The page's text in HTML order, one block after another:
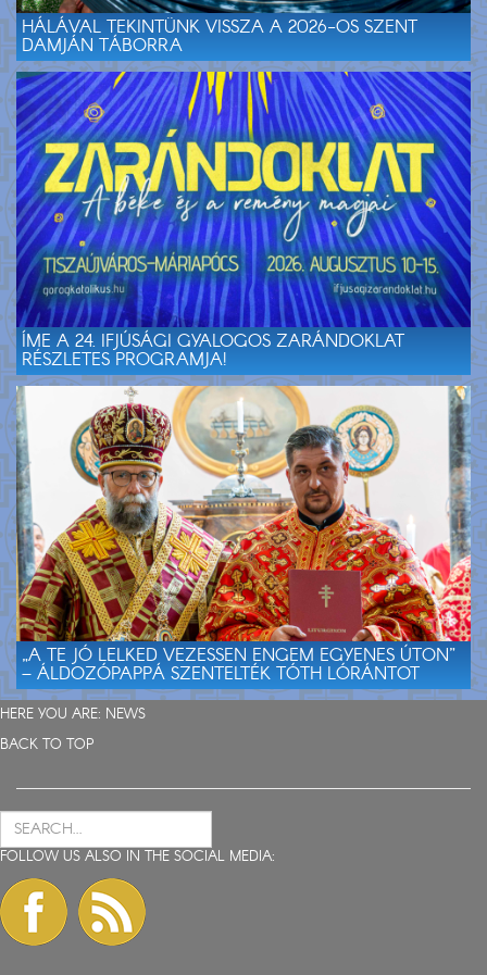
HÁLÁVAL TEKINTÜNK VISSZA A 2026-OS SZENT
DAMJÁN TÁBORRA
ÍME A 24. IFJÚSÁGI GYALOGOS ZARÁNDOKLAT
RÉSZLETES PROGRAMJA!
„A TE JÓ LELKED VEZESSEN ENGEM EGYENES ÚTON”
– ÁLDOZÓPAPPÁ SZENTELTÉK TÓTH LÓRÁNTOT
HERE YOU ARE: NEWS
BACK TO TOP
FOLLOW US ALSO IN THE SOCIAL MEDIA: